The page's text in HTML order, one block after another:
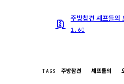
주방참견 셰프들
1.6G
TAGS 주방참견 셰프들의